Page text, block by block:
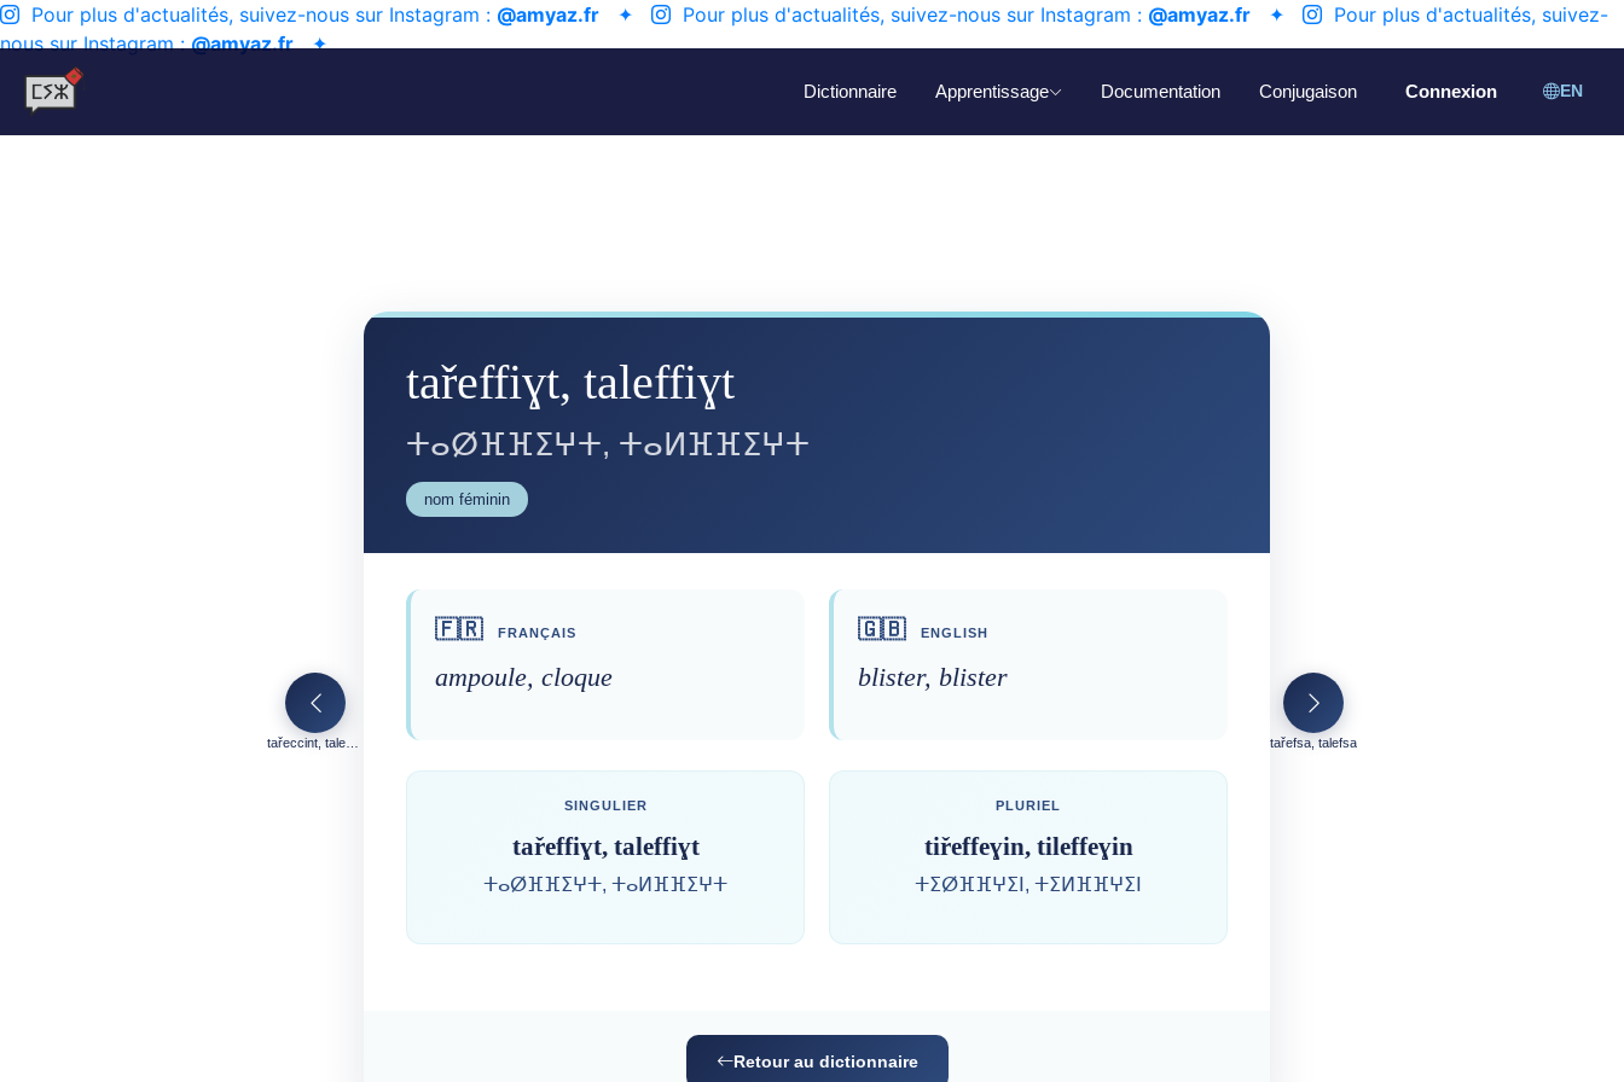
Pour plus d'actualités, suivez-nous sur Instagram : @amyaz.fr ✦ Pour plus d'actualités, suivez-nous sur Instagram : @amyaz.fr ✦
Pour plus d'actualités, suivez-
nous sur Instagram :@amyaz.fr✦
Dictionnaire Apprentissage Documentation Conjugaison Connexion EN
tařeffiɣt, taleffiɣt
ⵜⴰⵁⴼⴼⵉⵖⵜ, ⵜⴰⵍⴼⴼⵉⵖⵜ
nom féminin
🇫🇷 FRANÇAIS
ampoule, cloque
🇬🇧 ENGLISH
blister, blister
SINGULIER
tařeffiɣt, taleffiɣt
ⵜⴰⵁⴼⴼⵉⵖⵜ, ⵜⴰⵍⴼⴼⵉⵖⵜ
PLURIEL
tiřeffeɣin, tileffeɣin
ⵜⵉⵁⴼⴼⵖⵉⵏ, ⵜⵉⵍⴼⴼⵖⵉⵏ
Retour au dictionnaire
tařefsa, talefsa